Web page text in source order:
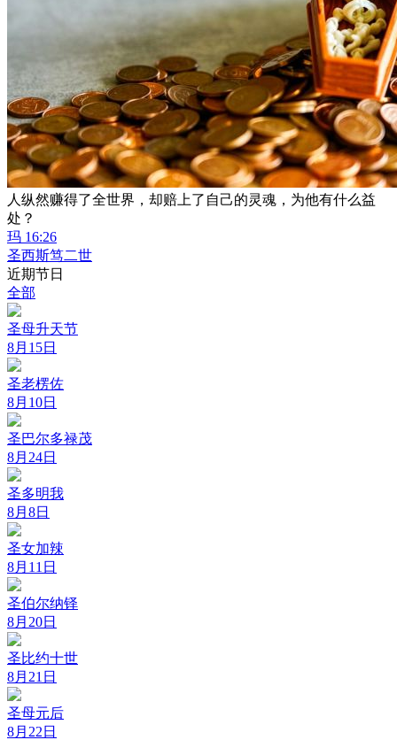
人纵然赚得了全世界，却赔上了自己的灵魂，为他有什么益
处？
玛 16:26
圣西斯笃二世
近期节日
全部
圣母升天节
8月15日
圣老楞佐
8月10日
圣巴尔多禄茂
8月24日
圣多明我
8月8日
圣女加辣
8月11日
圣伯尔纳铎
8月20日
圣比约十世
8月21日
圣母元后
8月22日